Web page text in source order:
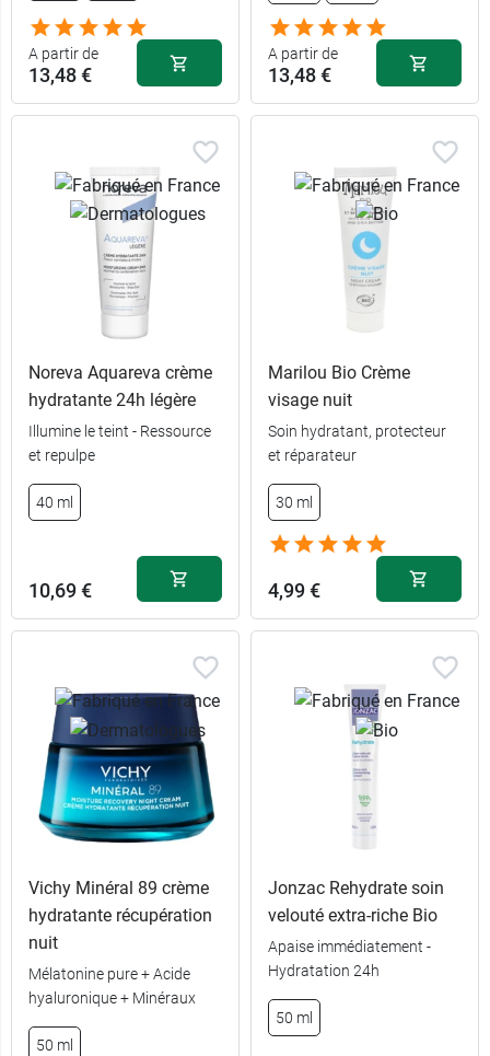
A partir de
13,48 €
30 ml
20,98 €
A partir de
13,48 €
30 ml
50 ml 20,98 €
Noreva Aquareva crème
hydratante 24h légère
Illumine le teint - Ressource
et repulpe
40 ml
10,69 €
Marilou Bio Crème
visage nuit
Soin hydratant, protecteur
et réparateur
30 ml
4,99 €
Vichy Minéral 89 crème
hydratante récupération
nuit
Mélatonine pure + Acide
hyaluronique + Minéraux
50 ml
Jonzac Rehydrate soin
velouté extra-riche Bio
Apaise immédiatement -
Hydratation 24h
50 ml